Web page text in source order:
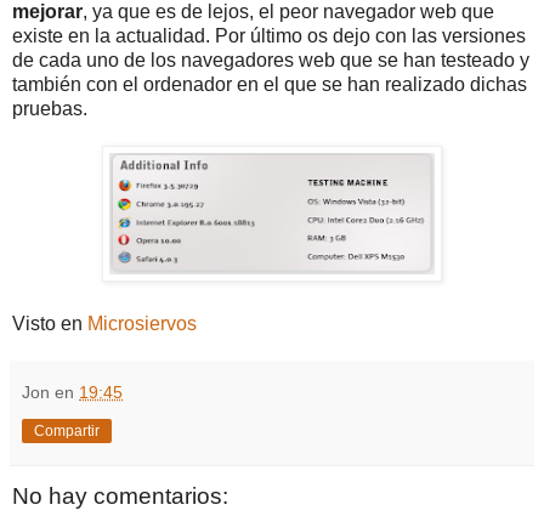
mejorar, ya que es de lejos, el peor navegador web que
existe en la actualidad. Por último os dejo con las versiones
de cada uno de los navegadores web que se han testeado y
también con el ordenador en el que se han realizado dichas
pruebas.
Visto en Microsiervos
Jon en 19:45
Compartir
No hay comentarios: